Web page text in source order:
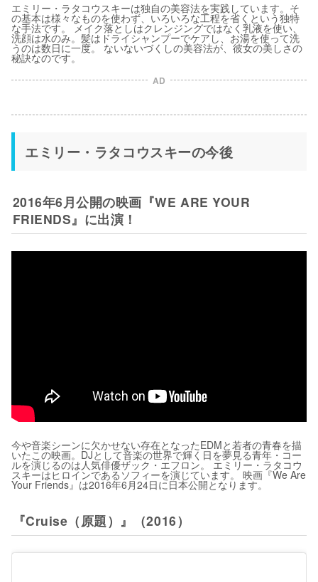
エミリー・ラタコウスキーは独自の美容法を実践しています。そ
の基本は様々なものを使わず、いろいろな工程を省くという独特
な手法です。 メイク落としはクレンジングではなく乳液を使い、
洗顔は水のみ。髪はドライシャンプーでケアし、お湯を使って洗
うのは数日に一度。 ないないづくしの美容法が、彼女の美しさの
秘訣なのです。
AD
エミリー・ラタコウスキーの今後
2016年6月公開の映画『WE ARE YOUR
FRIENDS』に出演！
今や音楽シーンに欠かせない存在となったEDMと若者の青春を描
いたこの映画。DJとして音楽の世界で輝く日を夢見る青年・コー
ルを演じるのは人気俳優ザック・エフロン。 エミリー・ラタコウ
スキーはヒロインであるソフィーを演じています。 映画『We Are
Your Friends』は2016年6月24日に日本公開となります。
『Cruise（原題）』（2016）